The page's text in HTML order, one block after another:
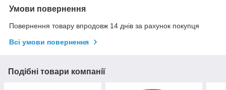
Умови повернення
Повернення товару впродовж 14 днів за рахунок покупця
Всі умови повернення
Подібні товари компанії